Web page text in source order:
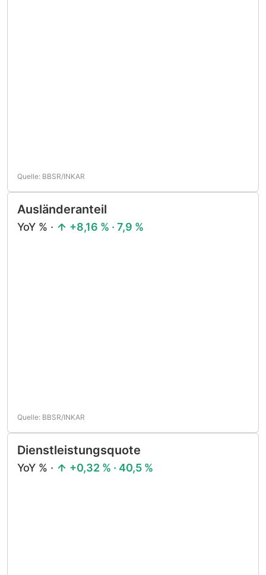
Quelle: BBSR/INKAR
Ausländeranteil
YoY % · +8,16 % · 7,9 %
Quelle: BBSR/INKAR
Dienstleistungsquote
YoY % · +0,32 % · 40,5 %